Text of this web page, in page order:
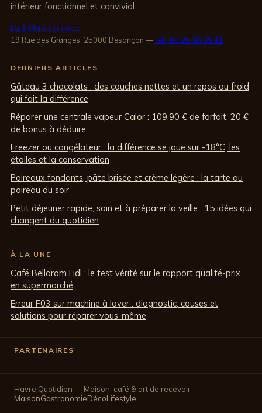
intérieur fonctionnel et convivial.
La Brûlerie comtoise
19 Rue des Granges, 25000 Besançon —Tél : 06 26 38 95 41
DERNIERS ARTICLES
Gâteau 3 chocolats : des couches nettes et un repos au froid
qui fait la différence
Réparer une centrale vapeur Calor : 109,90 € de forfait, 20 €
de bonus à déduire
Freezer ou congélateur : la différence se joue sur -18°C, les
étoiles et la conservation
Poireaux fondants, pâte brisée et crème légère : la tarte au
poireau du soir
Petit déjeuner rapide, sain et à préparer la veille : 15 idées qui
changent du quotidien
À LA UNE
Café Bellarom Lidl : le test vérité sur le rapport qualité-prix
en supermarché
Erreur F03 sur machine à laver : diagnostic, causes et
solutions pour réparer vous-même
PARTENAIRES
Havre Quotidien — Maison, café & art de recevoir
MaisonGastronomieDécoLifestyle